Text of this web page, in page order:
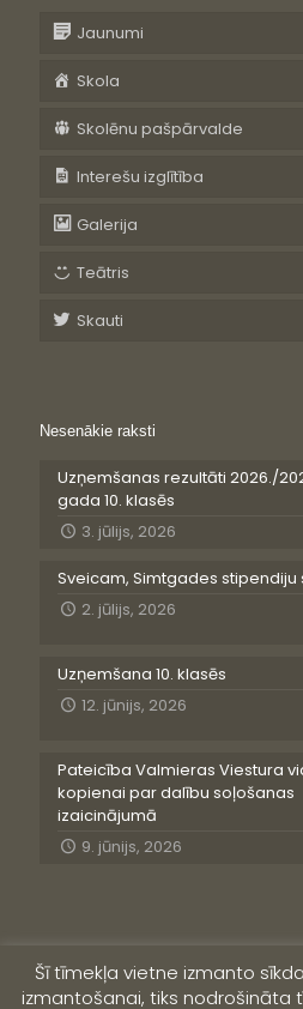
Jaunumi
Skola
Skolēnu pašpārvalde
Interešu izglītība
Galerija
Teātris
Skauti
Nesenākie raksti
Uzņemšanas rezultāti 2026./
gada 10. klasēs
3. jūlijs, 2026
Sveicam, Simtgades
2. jūlijs, 2026
Uzņemšana 10. klasēs
12. jūnijs, 2026
Pateicība Valmieras Viestura
kopienai par dalību soļošanas
izaicinājumā
9. jūnijs, 2026
Šī tīmekļa vietne izmanto
izmantošanai, tiks nodrošināta